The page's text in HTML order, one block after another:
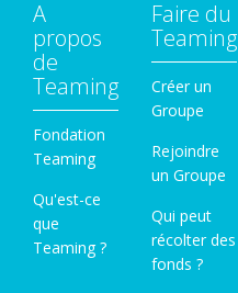
A
propos
de
Teaming
Fondation
Teaming
Qu'est-ce
que
Teaming ?
Faire du
Teaming
Créer un
Groupe
Rejoindre
un Groupe
Qui peut
récolter des
fonds ?